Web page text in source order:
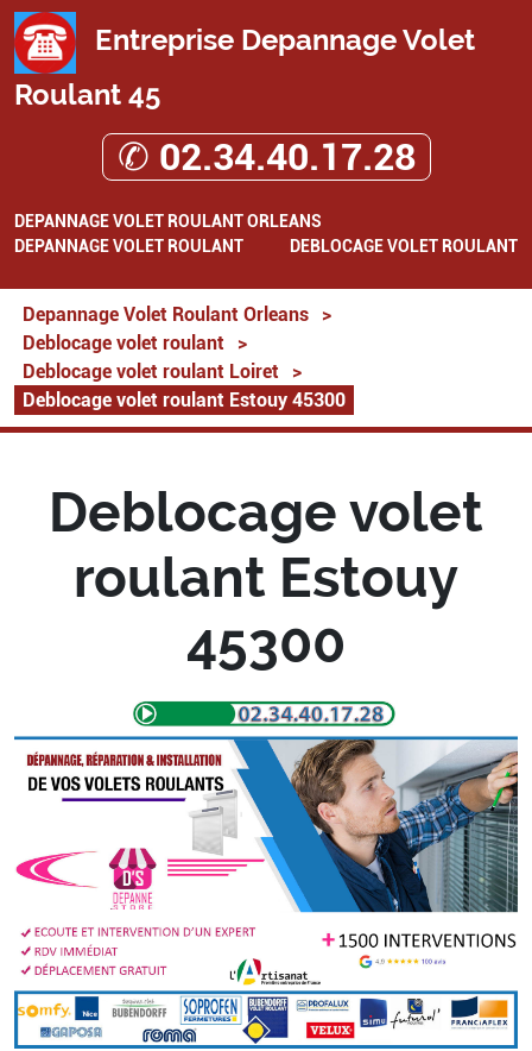
Entreprise Depannage Volet
Roulant 45
✆ 02.34.40.17.28
DEPANNAGE VOLET ROULANT ORLEANS
DEPANNAGE VOLET ROULANT
DEBLOCAGE VOLET ROULANT
Depannage Volet Roulant Orleans
>
Deblocage volet roulant
>
Deblocage volet roulant Loiret
>
Deblocage volet roulant Estouy 45300
Deblocage volet
roulant Estouy
45300